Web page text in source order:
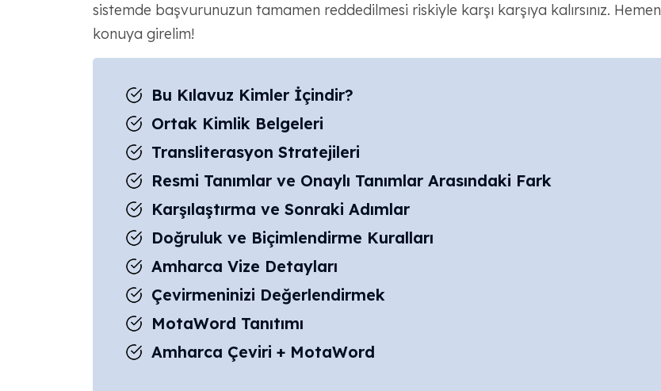
sistemde başvurunuzun tamamen reddedilmesi riskiyle karşı karşıya kalırsınız. Hemen
konuya girelim!
Bu Kılavuz Kimler İçindir?
Ortak Kimlik Belgeleri
Transliterasyon Stratejileri
Resmi Tanımlar ve Onaylı Tanımlar Arasındaki Fark
Karşılaştırma ve Sonraki Adımlar
Doğruluk ve Biçimlendirme Kuralları
Amharca Vize Detayları
Çevirmeninizi Değerlendirmek
MotaWord Tanıtımı
Amharca Çeviri + MotaWord